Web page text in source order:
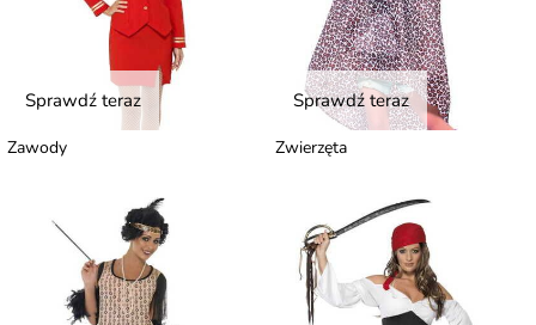
Sprawdź teraz
Zawody
Sprawdź teraz
Zwierzęta